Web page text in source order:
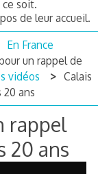
soit.
de leur accueil.
En France
un rappel de
vidéos
Calais
ans
rappel
20 ans